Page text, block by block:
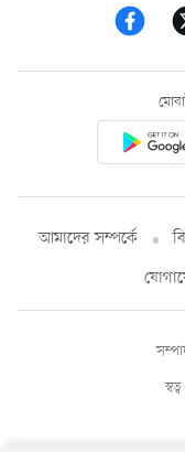
আমাদের সম্পর্কে